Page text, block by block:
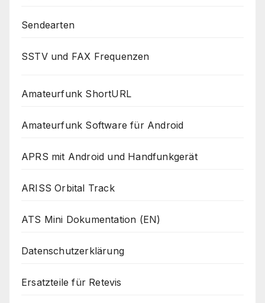
Sendearten
SSTV und FAX Frequenzen
Amateurfunk ShortURL
Amateurfunk Software für Android
APRS mit Android und Handfunkgerät
ARISS Orbital Track
ATS Mini Dokumentation (EN)
Datenschutzerklärung
Ersatzteile für Retevis